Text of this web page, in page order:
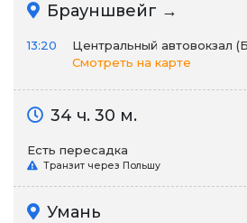
Брауншвейг →
13:20
Центральный автовокзал
Смотреть на карте
34 ч. 30 м.
Есть пересадка
Транзит через Польшу
Умань